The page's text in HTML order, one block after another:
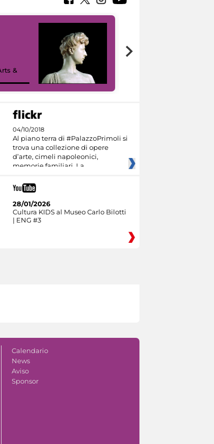
&
04/10/2018
Al piano terra di #PalazzoPrimoli si
trova una collezione di opere
d’arte, cimeli napoleonici,
memorie familiari. La
28/01/2026
Cultura KIDS al Museo Carlo Bilotti
| ENG #3
Calendario
News
Aviso
Sponsor